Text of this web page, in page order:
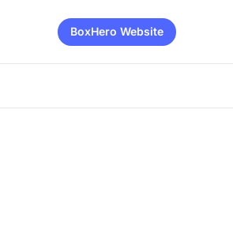
BoxHero Website